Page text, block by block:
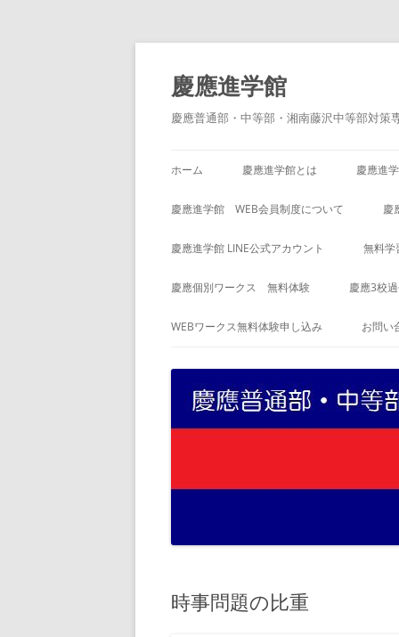
コ
テ
ン
ツ
へ
ス
慶應進学館
慶應普通部・中等部・湘南藤沢中等部対策
ホーム 慶應進学館とは 慶應進
慶應進学館 WEB会員制度について 慶
慶應進学館 LINE公式アカウント 無料学
慶應個別ワークス 無料体験 慶應3校
WEBワークス無料体験申し込み お問い
時事問題の比重